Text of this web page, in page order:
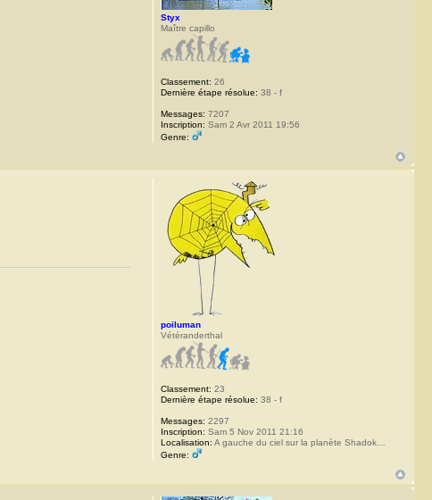
Styx
Maître capillo
Classement: 26
Dernière étape résolue: 38 - f
Messages: 7207
Inscription: Sam 2 Avr 2011 19:56
Genre:
poiluman
Vétéranderthal
Classement: 23
Dernière étape résolue: 38 - f
Messages: 2297
Inscription: Sam 5 Nov 2011 21:16
Localisation: A gauche du ciel sur la planète Shadok…
Genre: